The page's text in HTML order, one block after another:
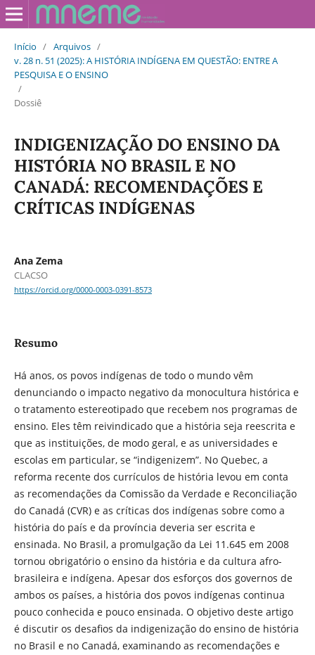
Início / Arquivos /
v. 28 n. 51 (2025): A HISTÓRIA INDÍGENA EM QUESTÃO: ENTRE A
PESQUISA E O ENSINO
/
Dossiê
INDIGENIZAÇÃO DO ENSINO DA
HISTÓRIA NO BRASIL E NO
CANADÁ: RECOMENDAÇÕES E
CRÍTICAS INDÍGENAS
Ana Zema
CLACSO
https://orcid.org/0000-0003-0391-8573
Resumo
Há anos, os povos indígenas de todo o mundo vêm
denunciando o impacto negativo da monocultura histórica e
o tratamento estereotipado que recebem nos programas de
ensino. Eles têm reivindicado que a história seja reescrita e
que as instituições, de modo geral, e as universidades e
escolas em particular, se “indigenizem”. No Quebec, a
reforma recente dos currículos de história levou em conta
as recomendações da Comissão da Verdade e Reconciliação
do Canadá (CVR) e as críticas dos indígenas sobre como a
história do país e da província deveria ser escrita e
ensinada. No Brasil, a promulgação da Lei 11.645 em 2008
tornou obrigatório o ensino da história e da cultura afro-
brasileira e indígena. Apesar dos esforços dos governos de
ambos os países, a história dos povos indígenas continua
pouco conhecida e pouco ensinada. O objetivo deste artigo
é discutir os desafios da indigenização do ensino de história
no Brasil e no Canadá, examinando as recomendações e